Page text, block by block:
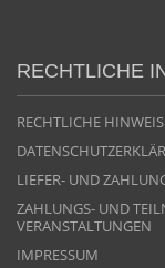
RECHTLICHE
RECHTLICHE
LIEFER- UND
ZAHLUNGS- UND
VERANSTALTUNGEN
IMPRESSUM